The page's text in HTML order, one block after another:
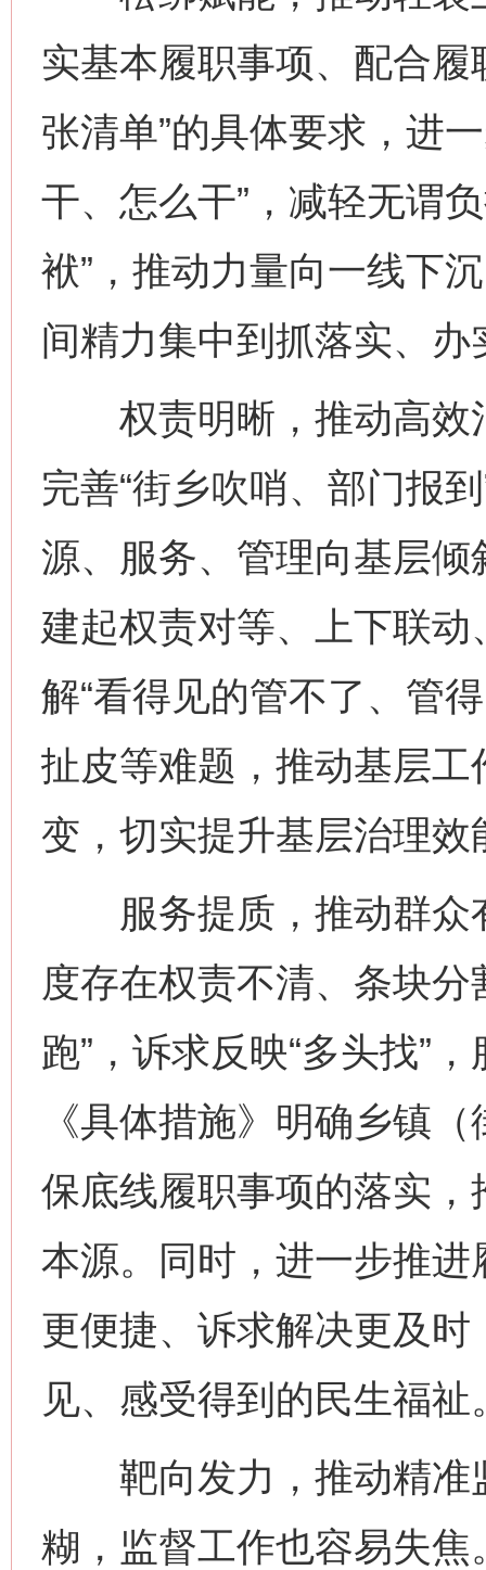
实基本履职事项、配合
张清单”的具体要求，进
干、怎么干”，减轻无谓
袱”，推动力量向一线下
间精力集中到抓落实、
权责明晰，推动高效
完善“街乡吹哨、部门报
源、服务、管理向基层倾
建起权责对等、上下联
解“看得见的管不了、管
扯皮等难题，推动基层工
变，切实提升基层治理效
服务提质，推动群众
度存在权责不清、条块
跑”，诉求反映“多头找”
《具体措施》明确乡镇
保底线履职事项的落实
本源。同时，进一步推
更便捷、诉求解决更及
见、感受得到的民生福祉
靶向发力，推动精准
糊，监督工作也容易失焦